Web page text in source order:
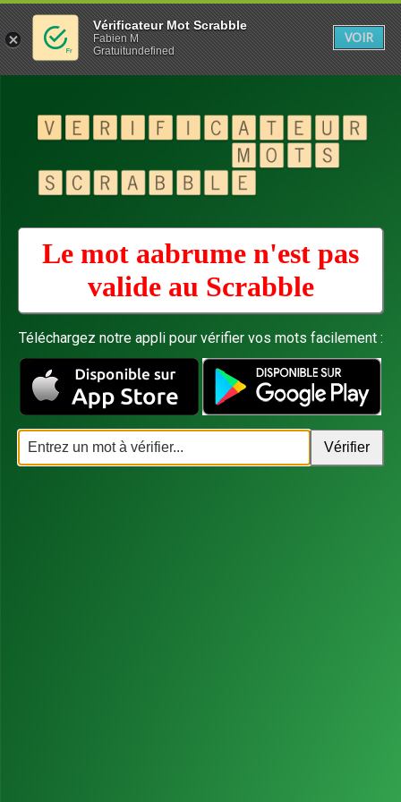
Le mot aabrume n'est pas
valide au Scrabble
Téléchargez notre appli pour vérifier vos mots facilement :
Vérificateur Mot Scrabble
Fabien M
Gratuitundefined
VOIR